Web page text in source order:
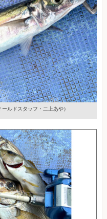
ルドスタッフ・二上あや）